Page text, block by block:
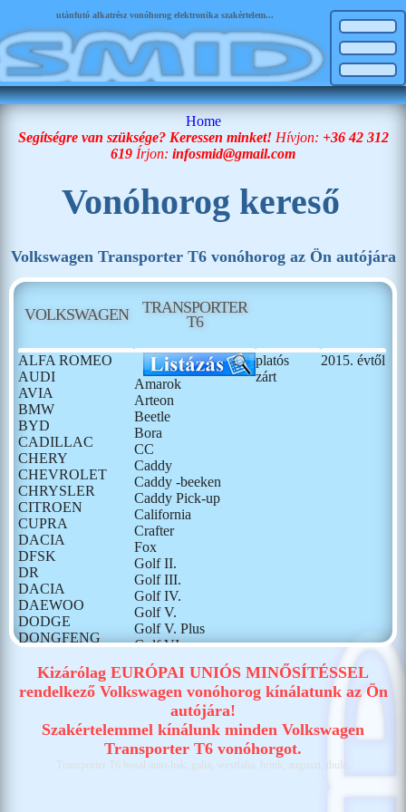
utánfutó alkatrész vonóhorog elektronika szakértelem...
Home
Segítségre van szüksége? Keressen minket! Hívjon: +36 42 312
619 Írjon: infosmid@gmail.com
Vonóhorog kereső
Volkswagen Transporter T6 vonóhorog az Ön autójára
VOLKSWAGEN
TRANSPORTER
T6
ALFA ROMEO
AUDI
AVIA
BMW
BYD
CADILLAC
CHERY
CHEVROLET
CHRYSLER
CITROEN
CUPRA
DACIA
DFSK
DR
DACIA
DAEWOO
DODGE
DONGFENG
FORD
GONOW
HUMMER
ISUZU
Amarok
Arteon
Beetle
Bora
CC
Caddy
Caddy -beeken
Caddy Pick-up
California
Crafter
Fox
Golf II.
Golf III.
Golf IV.
Golf V.
Golf V. Plus
Golf VI.
Golf VI. Plus
Golf VII.
Golf VIII.
ID BUZZ
ID.4
ID.7
platós
zárt
2015. évtől
Kizárólag EURÓPAI UNIÓS MINŐSÍTÉSSEL
rendelkező Volkswagen vonóhorog kínálatunk az Ön
autójára!
Szakértelemmel kínálunk minden Volkswagen
Transporter T6 vonóhorgot.
Transporter T6 bosal auto-hak, galia, westfalia, brink, auguszt, thule,